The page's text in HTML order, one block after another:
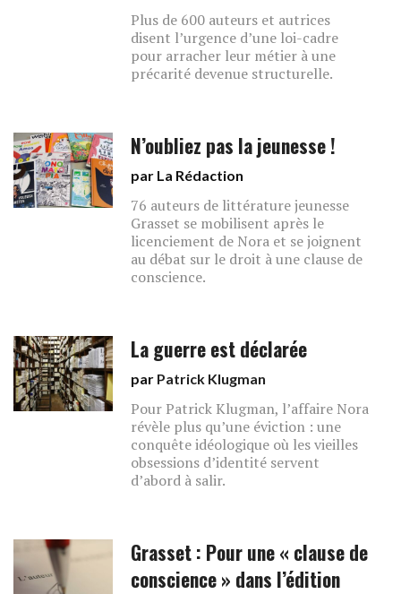
Plus de 600 auteurs et autrices
disent l’urgence d’une loi-cadre
pour arracher leur métier à une
précarité devenue structurelle.
N’oubliez pas la jeunesse !
par La Rédaction
76 auteurs de littérature jeunesse
Grasset se mobilisent après le
licenciement de Nora et se joignent
au débat sur le droit à une clause de
conscience.
La guerre est déclarée
par Patrick Klugman
Pour Patrick Klugman, l’affaire Nora
révèle plus qu’une éviction : une
conquête idéologique où les vieilles
obsessions d’identité servent
d’abord à salir.
Grasset : Pour une « clause de
conscience » dans l’édition